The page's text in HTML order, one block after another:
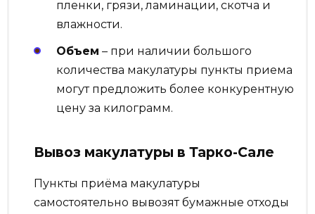
пленки, грязи, ламинации, скотча и
влажности.
Объем – при наличии большого
количества макулатуры пункты приема
могут предложить более конкурентную
цену за килограмм.
Вывоз макулатуры в Тарко-Сале
Пункты приёма макулатуры
самостоятельно вывозят бумажные отходы